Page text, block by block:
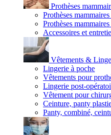
Prothèses
Prothèses
Prothèses
Accessoires et
Vêtements &
Lingerie à poche
Vêtements pour
Lingerie post-
Vêtement pour
Ceinture, panty
Panty, combiné,